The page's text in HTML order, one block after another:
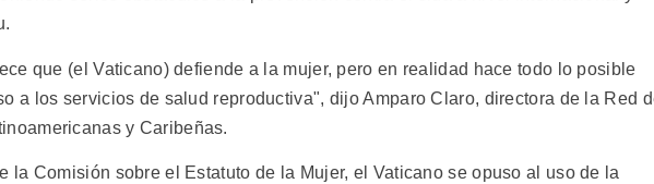
que (el Vaticano) defiende a la mujer, pero en realidad hace todo lo posible
a los servicios de salud reproductiva", dijo Amparo Claro, directora de la Red
y Caribeñas.
la Comisión sobre el Estatuto de la Mujer, el Vaticano se opuso al uso de la